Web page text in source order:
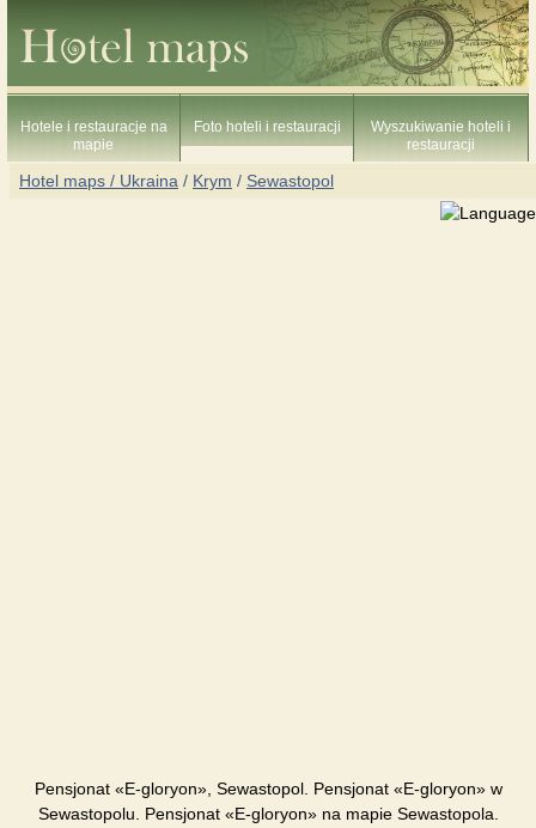
Hotele i restauracje na
mapie
Foto hoteli i restauracji
Wyszukiwanie hoteli i
restauracji
Hotel maps / Ukraina / Krym / Sewastopol
Pensjonat «E-gloryon», Sewastopol. Pensjonat «E-gloryon» w
Sewastopolu. Pensjonat «E-gloryon» na mapie Sewastopola.